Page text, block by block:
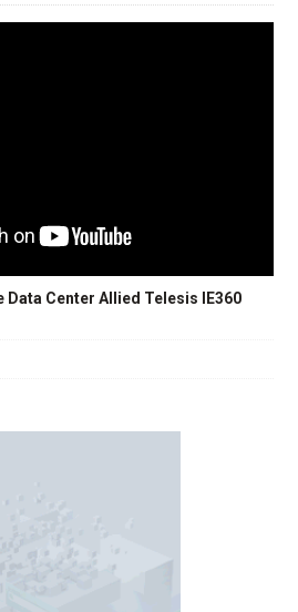
Center Allied Telesis IE360